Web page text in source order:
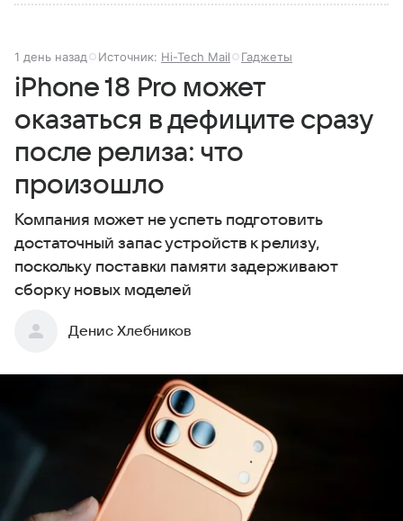
1 день назад Источник: Hi-Tech Mail Гаджеты
iPhone 18 Pro может
оказаться в дефиците сразу
после релиза: что
произошло
Компания может не успеть подготовить
достаточный запас устройств к релизу,
поскольку поставки памяти задерживают
сборку новых моделей
Денис Хлебников